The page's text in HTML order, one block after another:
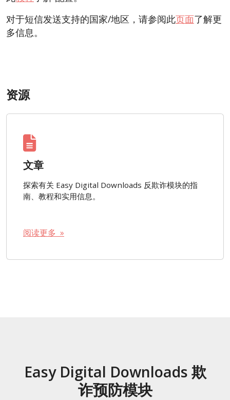
对于短信发送支持的国家/地区，请参阅此页面了解更
多信息。
资源
文章
探索有关 Easy Digital Downloads 反欺诈模块的指
南、教程和实用信息。
阅读更多 »
Easy Digital Downloads 欺
诈预防模块